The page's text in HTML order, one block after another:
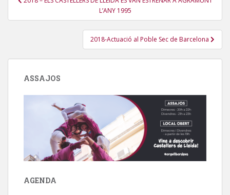
L’ANY 1995
2018-Actuació al Poble Sec de Barcelona
ASSAJOS
AGENDA